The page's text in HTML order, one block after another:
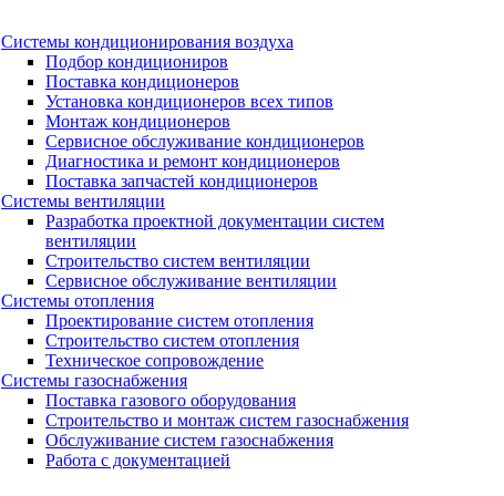
Системы кондиционирования воздуха
Подбор кондициониров
Поставка кондиционеров
Установка кондиционеров всех типов
Монтаж кондиционеров
Сервисное обслуживание кондиционеров
Диагностика и ремонт кондиционеров
Поставка запчастей кондиционеров
Системы вентиляции
Разработка проектной документации систем
вентиляции
Строительство систем вентиляции
Сервисное обслуживание вентиляции
Системы отопления
Проектирование систем отопления
Строительство систем отопления
Техническое сопровождение
Системы газоснабжения
Поставка газового оборудования
Строительство и монтаж систем газоснабжения
Обслуживание систем газоснабжения
Работа с документацией